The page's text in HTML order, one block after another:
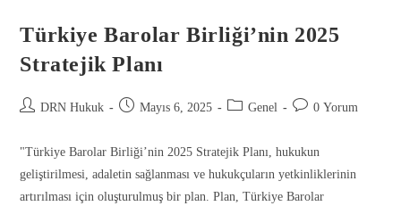
Türkiye Barolar Birliği’nin 2025
Stratejik Planı
DRN Hukuk Mayıs 6, 2025 Genel 0 Yorum
"Türkiye Barolar Birliği’nin 2025 Stratejik Planı, hukukun
geliştirilmesi, adaletin sağlanması ve hukukçuların yetkinliklerinin
artırılması için oluşturulmuş bir plan. Plan, Türkiye Barolar